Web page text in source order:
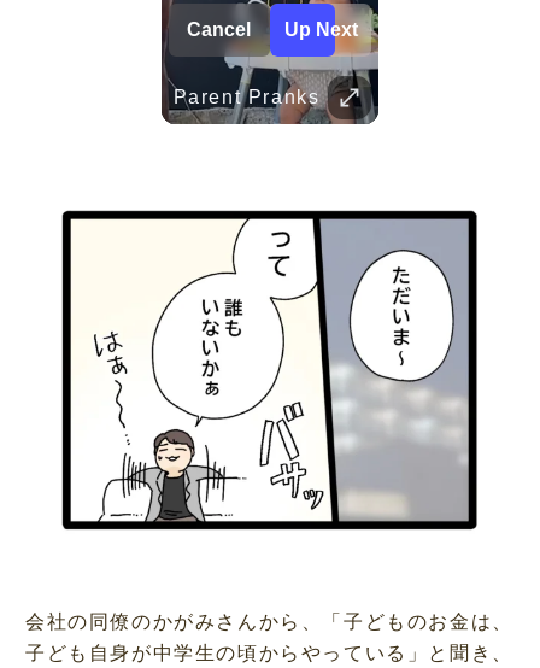
Parent Pranks
会社の同僚のかがみさんから、「子どものお金は、
子ども自身が中学生の頃からやっている」と聞き、